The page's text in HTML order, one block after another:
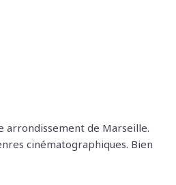
arrondissement de Marseille.
cinématographiques. Bien